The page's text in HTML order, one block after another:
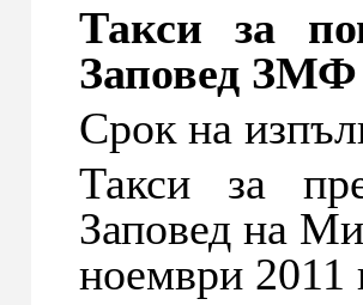
Такси за
Заповед ЗМФ
Срок на
Такси за
Заповед на
ноември 2011